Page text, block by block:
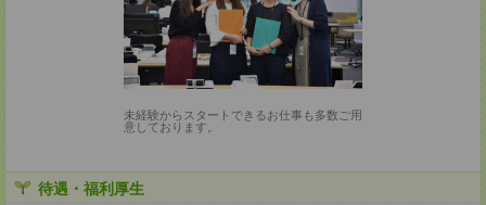
未経験からスタートできるお仕事も多数ご用
意しております。
待遇・福利厚生